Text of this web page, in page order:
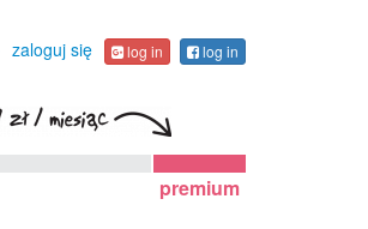
zaloguj się log in log in
premium